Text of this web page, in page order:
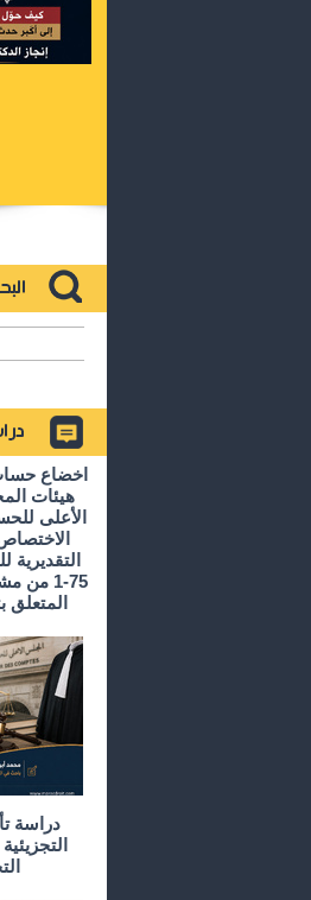
اخضاع
هيئات
الأعلى
المتعلق
دراسة